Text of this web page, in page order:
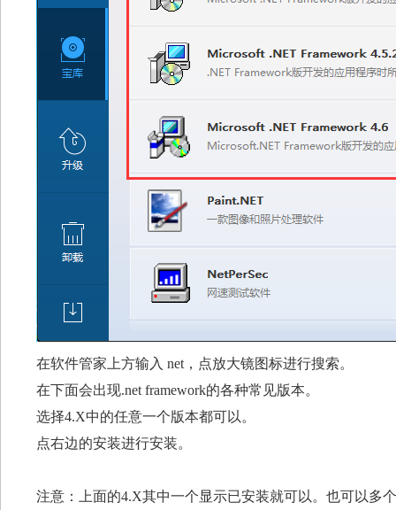
在软件管家上方输入 net，点放大镜图标进行搜索。
在下面会出现.net framework的各种常见版本。
选择4.X中的任意一个版本都可以。
点右边的安装进行安装。
注意：上面的4.X其中一个显示已安装就可以。也可以多